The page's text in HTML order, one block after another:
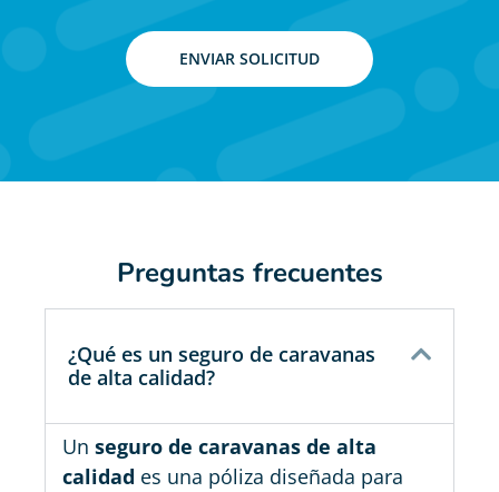
ENVIAR SOLICITUD
Preguntas frecuentes
¿Qué es un seguro de caravanas
de alta calidad?
Un seguro de caravanas de alta
calidad es una póliza diseñada para